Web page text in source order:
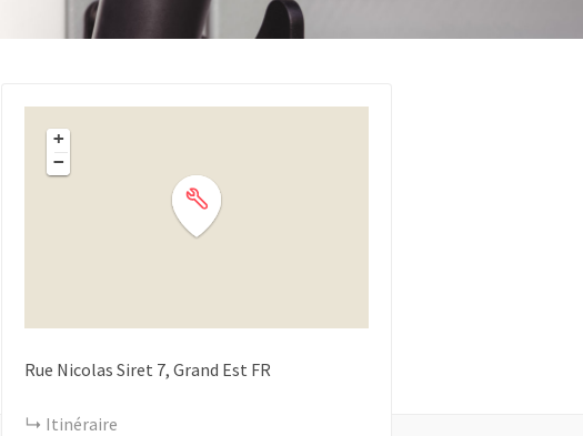
+
−
Rue Nicolas Siret 7 Grand Est FR
Itinéraire